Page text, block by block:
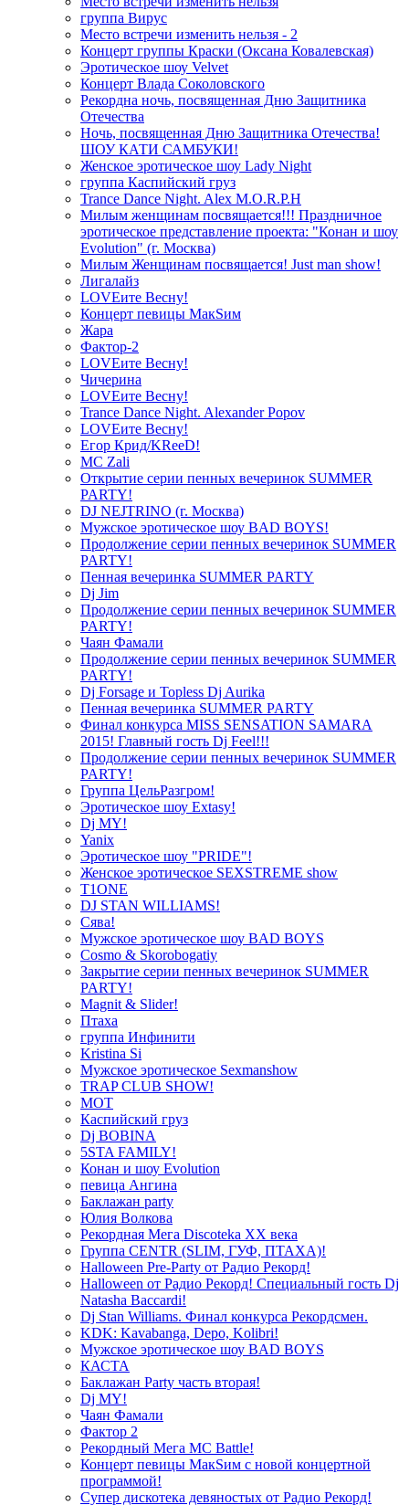
группа Вирус
Место встречи изменить нельзя - 2
Концерт группы Краски (Оксана Ковалевская)
Эротическое шоу Velvet
Концерт Влада Соколовского
Рекордна ночь, посвященная Дню Защитника
Отечества
Ночь, посвященная Дню Защитника Отечества!
ШОУ КАТИ САМБУКИ!
Женское эротическое шоу Lady Night
группа Каспийский груз
Trance Dance Night. Alex M.O.R.P.H
Милым женщинам посвящается!!! Праздничное
эротическое представление проекта: "Конан и шоу
Evolution" (г. Москва)
Милым Женщинам посвящается! Just man show!
Лигалайз
LOVEите Весну!
Концерт певицы МакSим
Жара
Фактор-2
LOVEите Весну!
Чичерина
LOVEите Весну!
Trance Dance Night. Alexander Popov
LOVEите Весну!
Егор Крид/KReeD!
MC Zali
Открытие серии пенных вечеринок SUMMER
PARTY!
DJ NEJTRINO (г. Москва)
Мужское эротическое шоу BAD BOYS!
Продолжение серии пенных вечеринок SUMMER
PARTY!
Пенная вечеринка SUMMER PARTY
Dj Jim
Продолжение серии пенных вечеринок SUMMER
PARTY!
Чаян Фамали
Продолжение серии пенных вечеринок SUMMER
PARTY!
Dj Forsage и Topless Dj Aurika
Пенная вечеринка SUMMER PARTY
Финал конкурса MISS SENSATION SAMARA
2015! Главный гость Dj Feel!!!
Продолжение серии пенных вечеринок SUMMER
PARTY!
Группа ЦельРазгром!
Эротическое шоу Extasy!
Dj MY!
Yanix
Эротическое шоу "PRIDE"!
Женское эротическое SEXSTREME show
T1ONE
DJ STAN WILLIAMS!
Сява!
Мужское эротическое шоу BAD BOYS
Cosmo & Skorobogatiy
Закрытие серии пенных вечеринок SUMMER
PARTY!
Magnit & Slider!
Птаха
группа Инфинити
Kristina Si
Мужское эротическое Sexmanshow
TRAP CLUB SHOW!
МОТ
Каспийский груз
Dj BOBINA
5STA FAMILY!
Конан и шоу Evolution
певица Ангина
Баклажан party
Юлия Волкова
Рекордная Мега Discoteka XX века
Группа CENTR (SLIM, ГУФ, ПТАХА)!
Halloween Pre-Party от Радио Рекорд!
Halloween от Радио Рекорд! Специальный гость Dj
Natasha Baccardi!
Dj Stan Williams. Финал конкурса Рекордсмен.
KDK: Kavabanga, Depo, Kolibri!
Мужское эротическое шоу BAD BOYS
КАСТА
Баклажан Party часть вторая!
Dj MY!
Чаян Фамали
Фактор 2
Рекордный Мега МС Battle!
Концерт певицы МакSим с новой концертной
программой!
Супер дискотека девяностых от Радио Рекорд!